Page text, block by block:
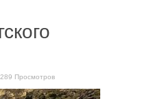
289 Просмотров